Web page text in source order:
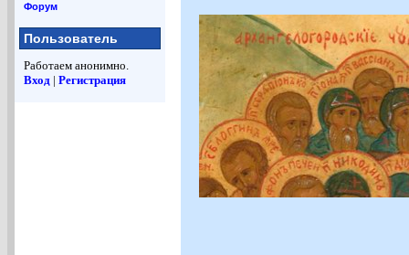
Форум
Пользователь
Работаем анонимно.
Вход | Регистрация